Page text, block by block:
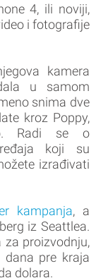
4, ili noviji,
i fotografije
kamera
u samom
snima dve
kroz Poppy,
Radi se o
koji su
izrađivati
kampanja, a
iz Seattlea.
za proizvodnju,
pre kraja
dolara.